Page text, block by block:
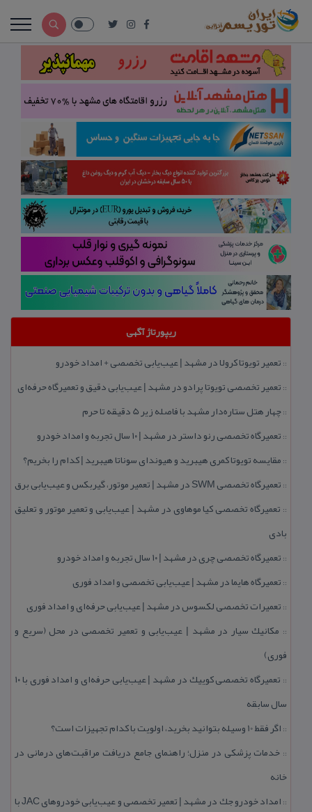
ریپورتاژ آگهی
:: تعمیر تویوتا كرولا در مشهد | عیب‌یابی تخصصی + امداد خودرو
:: تعمیر تخصصی تویوتا پرادو در مشهد | عیب‌یابی دقیق و تعمیرگاه حرفه‌ای
::چهار هتل‌ ستاره‌دار مشهد با فاصله زیر 5 دقیقه تا حرم
:: تعمیرگاه تخصصی رنو داستر در مشهد | ۱۰ سال تجربه و امداد خودرو
:: مقایسه تویوتا كمری هیبرید و هیوندای سوناتا هیبرید | كدام را بخریم؟
:: تعمیرگاه تخصصی SWM در مشهد | تعمیر موتور، گیربكس و عیب‌یابی برق
:: تعمیرگاه تخصصی كیا موهاوی در مشهد | عیب‌یابی و تعمیر موتور و تعلیق
بادی
:: تعمیرگاه تخصصی چری در مشهد | ۱۰ سال تجربه و امداد خودرو
:: تعمیرگاه هایما در مشهد | عیب‌یابی تخصصی و امداد فوری
:: تعمیرات تخصصی لكسوس در مشهد | عیب‌یابی حرفه‌ای و امداد فوری
:: مكانیك سیار در مشهد | عیب‌یابی و تعمیر تخصصی در محل (سریع و
فوری)
::
تعمیرگاه تخصصی كوییك در مشهد | عیب‌یابی حرفه‌ای و امداد فوری با ۱۰
سال سابقه
:: اگر فقط 10 وسیله بتوانید بخرید، اولویت با كدام تجهیزات است؟
:: خدمات پزشكی در منزل؛ راهنمای جامع دریافت مراقبت‌های درمانی در
خانه
::
امداد خودرو جك در مشهد | تعمیر تخصصی و عیب‌یابی خودروهای JAC با